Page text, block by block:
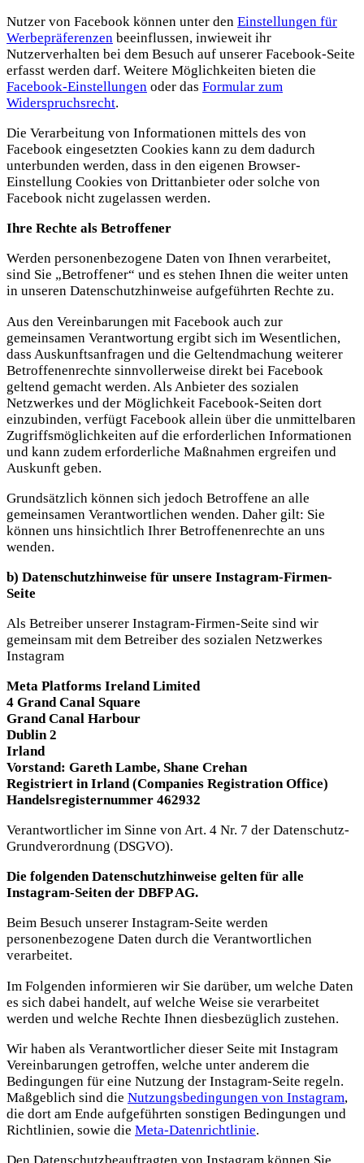
Nutzer von Facebook können unter den Einstellungen für
Werbepräferenzen beeinflussen, inwieweit ihr
Nutzerverhalten bei dem Besuch auf unserer Facebook-Seite
erfasst werden darf. Weitere Möglichkeiten bieten die
Facebook-Einstellungen oder das Formular zum
Widerspruchsrecht.
Die Verarbeitung von Informationen mittels des von
Facebook eingesetzten Cookies kann zu dem dadurch
unterbunden werden, dass in den eigenen Browser-
Einstellung Cookies von Drittanbieter oder solche von
Facebook nicht zugelassen werden.
Ihre Rechte als Betroffener
Werden personenbezogene Daten von Ihnen verarbeitet,
sind Sie „Betroffener“ und es stehen Ihnen die weiter unten
in unseren Datenschutzhinweise aufgeführten Rechte zu.
Aus den Vereinbarungen mit Facebook auch zur
gemeinsamen Verantwortung ergibt sich im Wesentlichen,
dass Auskunftsanfragen und die Geltendmachung weiterer
Betroffenenrechte sinnvollerweise direkt bei Facebook
geltend gemacht werden. Als Anbieter des sozialen
Netzwerkes und der Möglichkeit Facebook-Seiten dort
einzubinden, verfügt Facebook allein über die unmittelbaren
Zugriffsmöglichkeiten auf die erforderlichen Informationen
und kann zudem erforderliche Maßnahmen ergreifen und
Auskunft geben.
Grundsätzlich können sich jedoch Betroffene an alle
gemeinsamen Verantwortlichen wenden. Daher gilt: Sie
können uns hinsichtlich Ihrer Betroffenenrechte an uns
wenden.
b) Datenschutzhinweise für unsere Instagram-Firmen-
Seite
Als Betreiber unserer Instagram-Firmen-Seite sind wir
gemeinsam mit dem Betreiber des sozialen Netzwerkes
Instagram
Meta Platforms Ireland Limited
4 Grand Canal Square
Grand Canal Harbour
Dublin 2
Irland
Vorstand: Gareth Lambe, Shane Crehan
Registriert in Irland (Companies Registration Office)
Handelsregisternummer 462932
Verantwortlicher im Sinne von Art. 4 Nr. 7 der Datenschutz-
Grundverordnung (DSGVO).
Die folgenden Datenschutzhinweise gelten für alle
Instagram-Seiten der DBFP AG.
Beim Besuch unserer Instagram-Seite werden
personenbezogene Daten durch die Verantwortlichen
verarbeitet.
Im Folgenden informieren wir Sie darüber, um welche Daten
es sich dabei handelt, auf welche Weise sie verarbeitet
werden und welche Rechte Ihnen diesbezüglich zustehen.
Wir haben als Verantwortlicher dieser Seite mit Instagram
Vereinbarungen getroffen, welche unter anderem die
Bedingungen für eine Nutzung der Instagram-Seite regeln.
Maßgeblich sind die Nutzungsbedingungen von Instagram,
die dort am Ende aufgeführten sonstigen Bedingungen und
Richtlinien, sowie die Meta-Datenrichtlinie.